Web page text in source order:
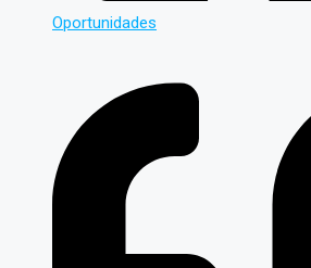
Oportunidades